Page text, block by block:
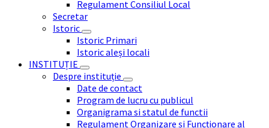
Regulament Consiliul Local
Secretar
Istoric
Istoric Primari
Istoric aleși locali
INSTITUȚIE
Despre instituție
Date de contact
Program de lucru cu publicul
Organigrama si statul de functii
Regulament Organizare și Funcționare al